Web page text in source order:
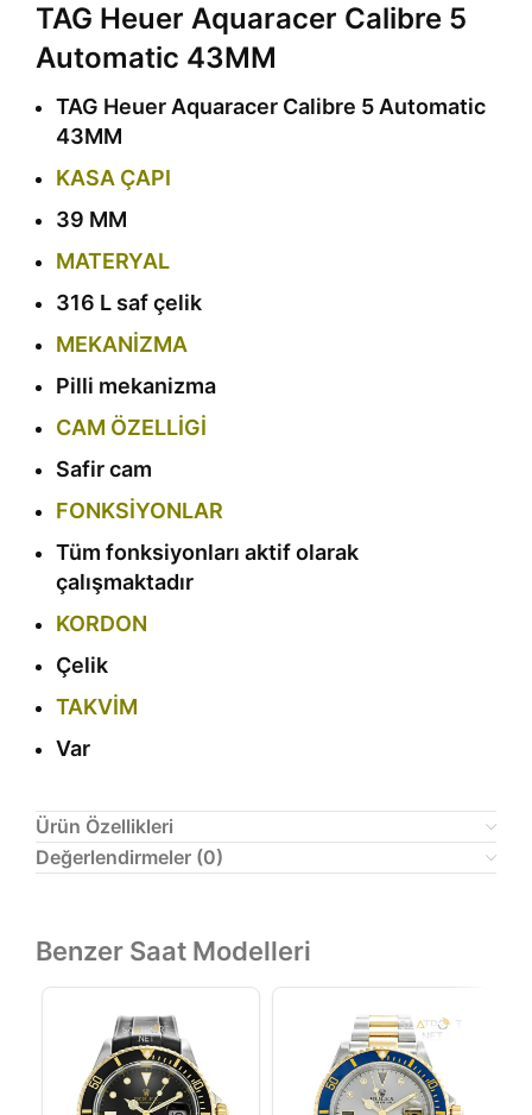
TAG Heuer Aquaracer Calibre 5
Automatic 43MM
TAG Heuer Aquaracer Calibre 5 Automatic
43MM
KASA ÇAPI
39 MM
MATERYAL
316 L saf çelik
MEKANİZMA
Pilli mekanizma
CAM ÖZELLİGİ
Safir cam
FONKSİYONLAR
Tüm fonksiyonları aktif olarak
çalışmaktadır
KORDON
Çelik
TAKVİM
Var
Ürün Özellikleri
Değerlendirmeler (0)
Benzer Saat Modelleri